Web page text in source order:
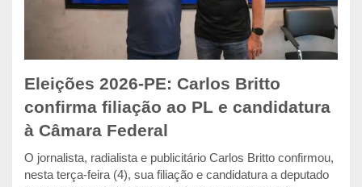
Eleições 2026-PE: Carlos Britto
confirma filiação ao PL e candidatura
à Câmara Federal
O jornalista, radialista e publicitário Carlos Britto confirmou,
nesta terça-feira (4), sua filiação e candidatura a deputado